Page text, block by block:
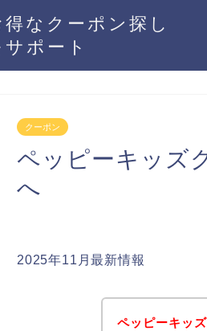
得なクーポン探し
サポート
クーポン
ペッピーキッズ
へ
2025年11月最新情報
ペッピーキッ